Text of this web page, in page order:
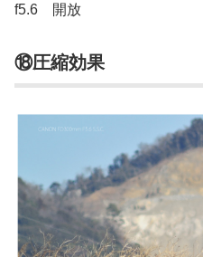
f5.6 開放
⑱圧縮効果